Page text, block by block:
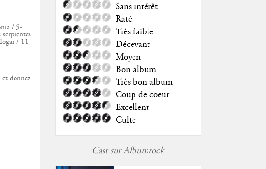
/ 5-
/ 11-
et donnez
Sans intérêt
Raté
Très faible
Décevant
Moyen
Bon album
Très bon album
Coup de coeur
Excellent
Culte
Cast sur Albumrock